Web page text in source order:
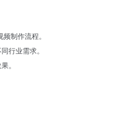
制作流程。
行业需求。
。